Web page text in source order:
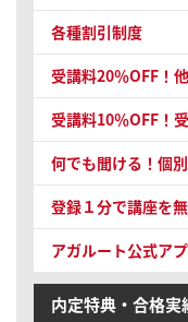
各種割引制度
受講料20％OFF！
受講料10％OFF！
何でも聞ける！個
登録１分で講座を
アガルート公式ア
内定特典・合格実